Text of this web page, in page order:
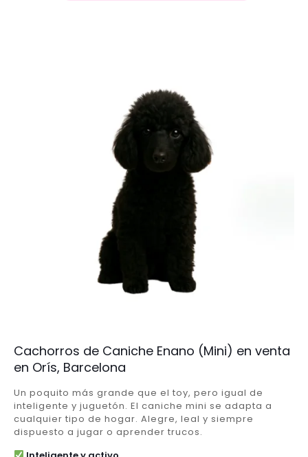
Cachorros de Caniche Enano (Mini) en venta
en Orís, Barcelona
Un poquito más grande que el toy, pero igual de
inteligente y juguetón. El caniche mini se adapta a
cualquier tipo de hogar. Alegre, leal y siempre
dispuesto a jugar o aprender trucos.